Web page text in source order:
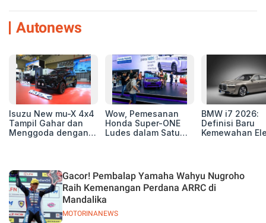
Autonews
Isuzu New mu-X 4x4
Tampil Gahar dan
Menggoda dengan
Wow, Pemesanan
Honda Super-ONE
Ludes dalam Satu
BMW i7 2026:
Definisi Baru
Kemewahan
MOTORINANEWS
Gacor! Pembalap Yamaha Wahyu Nugroho
Raih Kemenangan Perdana ARRC di
Mandalika